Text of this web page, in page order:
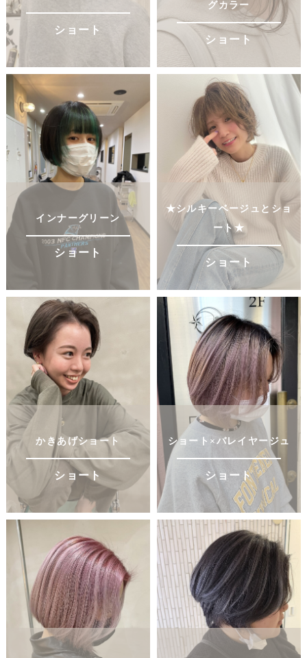
ショート
グカラー
ショート
インナーグリーン
ショート
★シルキーベージュとショ
ート★
ショート
かきあげショート
ショート
ショート×バレイヤージュ
ショート